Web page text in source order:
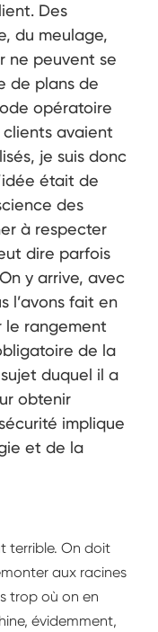
Des
du meulage,
ne peuvent se
de plans de
opératoire
avaient
je suis donc
était de
des
à respecter
dire parfois
y arrive, avec
l’avons fait en
le rangement
de la
duquel il a
obtenir
implique
et de la
terrible. On doit
aux racines
trop où on en
évidemment,